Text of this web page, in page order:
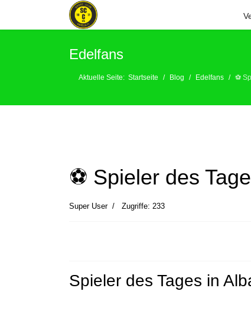
Edelfans
Aktuelle Seite: Startseite Blog Edelfans ⚽️
⚽️ Spieler des
Super User Zugriffe: 233
Spieler des Tages in